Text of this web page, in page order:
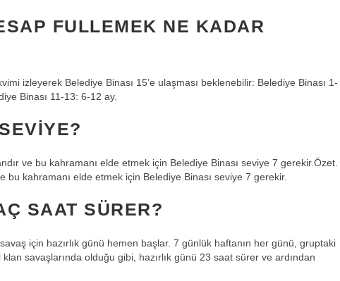
FULLEMEK NE KADAR
izleyerek Belediye Binası 15’e ulaşması beklenebilir: Belediye Binası 1-
Binası 11-13: 6-12 ay.
ve bu kahramanı elde etmek için Belediye Binası seviye 7 gerekir.Özet.
bu kahramanı elde etmek için Belediye Binası seviye 7 gerekir.
SAAT SÜRER?
için hazırlık günü hemen başlar. 7 günlük haftanın her günü, gruptaki
savaşlarında olduğu gibi, hazırlık günü 23 saat sürer ve ardından